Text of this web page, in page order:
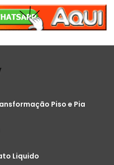
Piso e Pia
Liquido